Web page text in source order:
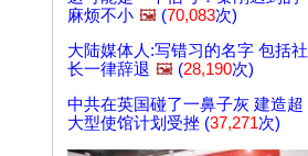
麻烦不小 🖼️ (70,083次)
大陆媒体人:写错习的名字 包括社
长一律辞退 🖼️ (28,190次)
中共在英国碰了一鼻子灰 建造超
大型使馆计划受挫 (37,271次)